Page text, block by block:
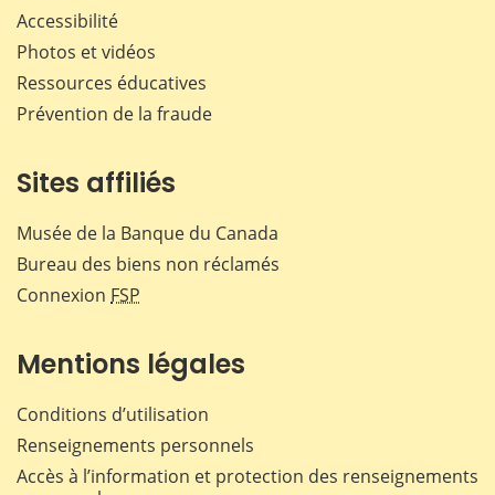
Accessibilité
Photos et vidéos
Ressources éducatives
Prévention de la fraude
Sites affiliés
Musée de la Banque du Canada
Bureau des biens non réclamés
Connexion FSP
Mentions légales
Conditions d’utilisation
Renseignements personnels
Accès à l’information et protection des renseignements